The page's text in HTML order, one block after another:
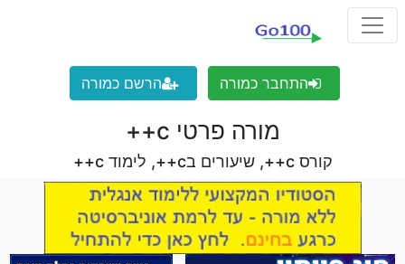
התחבר כמורה הרשם כמורה
מורה פרטי c++
קורס c++, שיעורים בc++, לימוד c++